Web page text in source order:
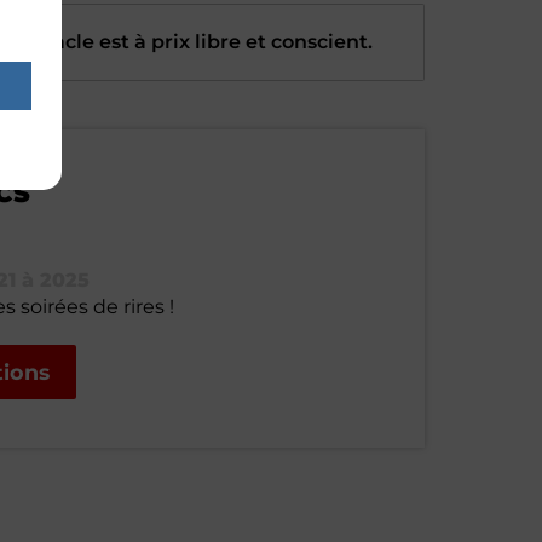
est à prix libre et conscient.
soirées de rires !